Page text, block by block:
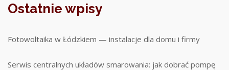
Ostatnie wpisy
Fotowoltaika w Łódzkiem — instalacje dla domu i firmy
Serwis centralnych układów smarowania: jak dobrać pompę